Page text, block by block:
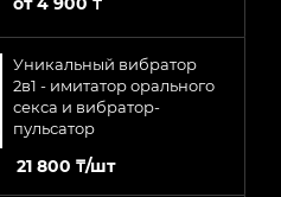
Уникальный вибратор
2в1 - имитатор орального
секса и вибратор-
пульсатор
21 800 ₸/шт